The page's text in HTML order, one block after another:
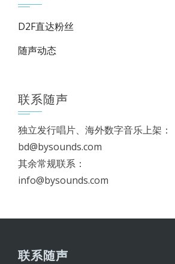
D2F直达粉丝
随声动态
联系随声
独立发行唱片、海外数字音乐上架：
bd@bysounds.com
其余常规联系：
info@bysounds.com
联系随声